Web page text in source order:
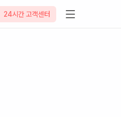
24시간 고객센터